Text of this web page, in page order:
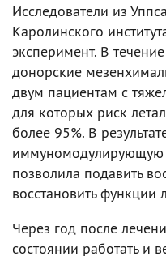
Исследователи из
Каролинского
эксперимент. В
донорские
двум пациентам с
для которых риск
более 95%. В
иммуномодулирующую
позволила подавить
восстановить функции
Через год после
состоянии работать и